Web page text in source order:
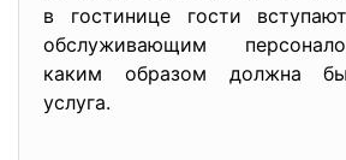
в гостинице гости
обслуживающим
каким образом должна
услуга.